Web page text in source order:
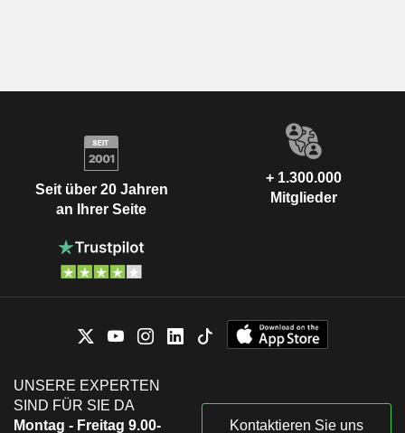
Seit über 20 Jahren
an Ihrer Seite
+ 1.300.000
Mitglieder
UNSERE EXPERTEN
SIND FÜR SIE DA
Montag - Freitag 9.00-
Kontaktieren Sie uns